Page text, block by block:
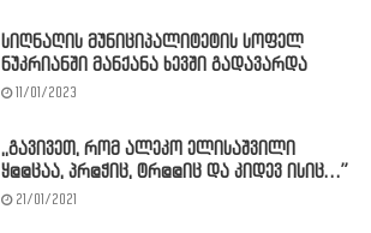
სიღნაღის მუნიციპალიტეტის სოფელ
ნუკრიანში მანქანა ხევში გადავარდა
11/01/2023
,,გავივეთ, რომ ალეკო ელისაშვილი
ყ@@ცაა, პრ@ჭიც, ტრ@@იც და კიდევ ისიც…”
21/01/2021